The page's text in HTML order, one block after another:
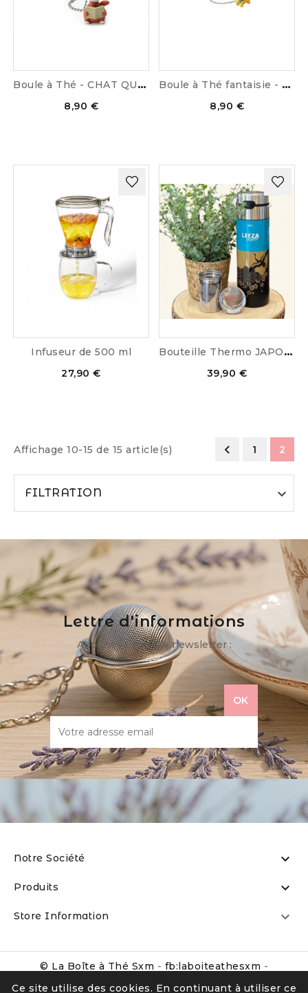
B
oule à Thé - CHAT QUI LIT
8,90 €
B
oule à Thé fantaisie - GIRAFE
8,90 €
Infuseur de 500 ml
27,90 €
B
outeille Thermo JAPON avec...
39,90 €
Affichage 10-15 de 15 article(s)  1 2
FILTRATION 
Lettre d'informations
Abonnez-vous à la newsletter :
Notre Société 
Produits 
Store Information 
Ce site utilise des cookies. En continuant à utiliser ce
© La Boîte à Thé Sxm - fb:laboiteathesxm -
@la_boite_a_the_sxm_the_tea_box